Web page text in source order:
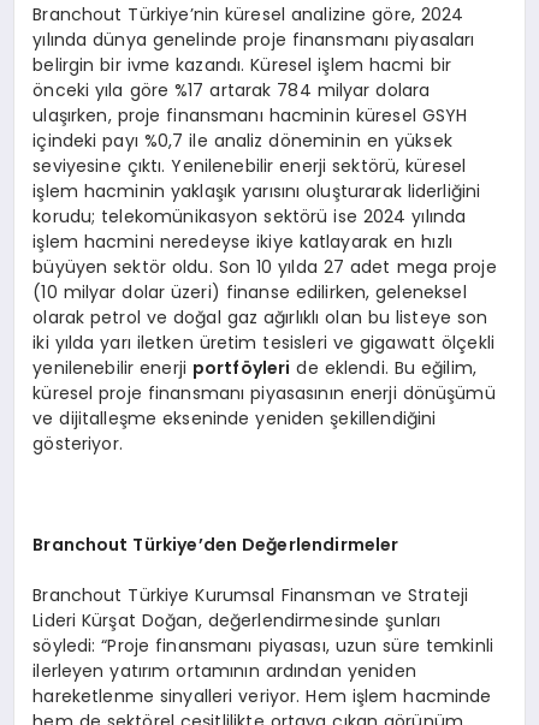
Branchout Türkiye’nin küresel analizine göre, 2024
yılında dünya genelinde proje finansmanı piyasaları
belirgin bir ivme kazandı. Küresel işlem hacmi bir
önceki yıla göre %17 artarak 784 milyar dolara
ulaşırken, proje finansmanı hacminin küresel GSYH
içindeki payı %0,7 ile analiz döneminin en yüksek
seviyesine çıktı. Yenilenebilir enerji sektörü, küresel
işlem hacminin yaklaşık yarısını oluşturarak liderliğini
korudu; telekomünikasyon sektörü ise 2024 yılında
işlem hacmini neredeyse ikiye katlayarak en hızlı
büyüyen sektör oldu. Son 10 yılda 27 adet mega proje
(10 milyar dolar üzeri) finanse edilirken, geleneksel
olarak petrol ve doğal gaz ağırlıklı olan bu listeye son
iki yılda yarı iletken üretim tesisleri ve gigawatt ölçekli
yenilenebilir enerji portföyleri de eklendi. Bu eğilim,
küresel proje finansmanı piyasasının enerji dönüşümü
ve dijitalleşme ekseninde yeniden şekillendiğini
gösteriyor.
Branchout Türkiye’den Değerlendirmeler
Branchout Türkiye Kurumsal Finansman ve Strateji
Lideri Kürşat Doğan, değerlendirmesinde şunları
söyledi: “Proje finansmanı piyasası, uzun süre temkinli
ilerleyen yatırım ortamının ardından yeniden
hareketlenme sinyalleri veriyor. Hem işlem hacminde